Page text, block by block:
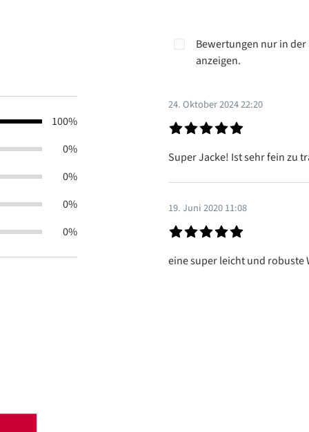
100%
0%
0%
0%
0%
Bewertungen nur in
anzeigen.
24. Oktober 2024 22:20
Super Jacke! Ist sehr fein zu
19. Juni 2020 11:08
eine super leicht und robuste